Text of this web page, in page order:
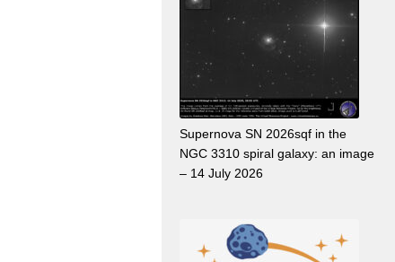
Supernova SN 2026sqf in the
NGC 3310 spiral galaxy: an image
– 14 July 2026